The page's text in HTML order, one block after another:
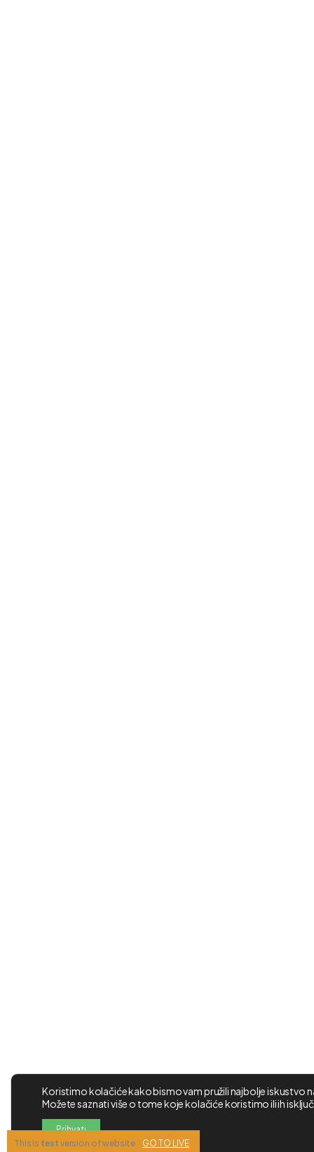
Koristimo kolačiće kako bismo vam pružili najbolje iskustvo
Možete saznati više o tome koje kolačiće koristimo ili ih
Prihvati
This is test version of website GO TO LIVE